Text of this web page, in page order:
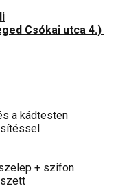
Csókai utca 4.)
a kádtesten
+ szifon